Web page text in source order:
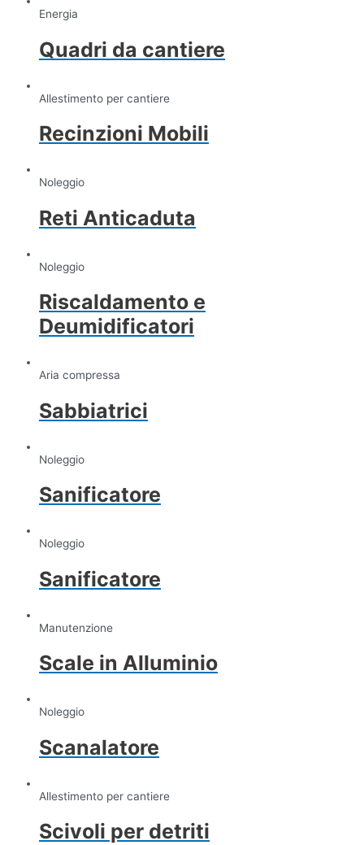
Energia
Quadri da cantiere
Allestimento per cantiere
Recinzioni Mobili
Noleggio
Reti Anticaduta
Noleggio
Riscaldamento e
Deumidificatori
Aria compressa
Sabbiatrici
Noleggio
Sanificatore
Noleggio
Sanificatore
Manutenzione
Scale in Alluminio
Noleggio
Scanalatore
Allestimento per cantiere
Scivoli per detriti